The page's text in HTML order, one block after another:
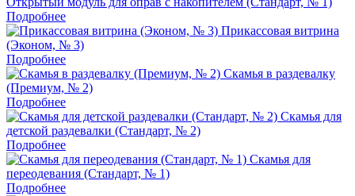
Подробнее
Прикассовая витрина
(Эконом, № 3)
Подробнее
Скамья в раздевалку
(Премиум, № 2)
Подробнее
Скамья для
детской раздевалки (Стандарт, № 2)
Подробнее
Скамья для
переодевания (Стандарт, № 1)
Подробнее